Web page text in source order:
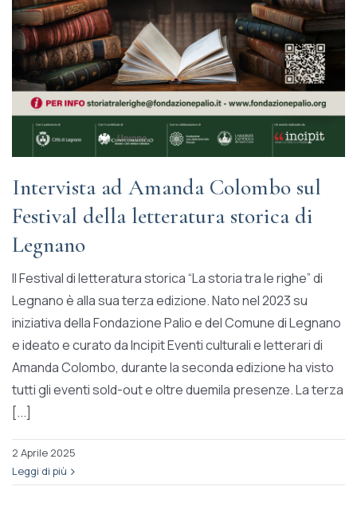
Intervista ad Amanda Colombo sul
Festival della letteratura storica di
Legnano
Il Festival di letteratura storica “La storia tra le righe” di
Legnano è alla sua terza edizione. Nato nel 2023 su
iniziativa della Fondazione Palio e del Comune di Legnano
e ideato e curato da Incipit Eventi culturali e letterari di
Amanda Colombo, durante la seconda edizione ha visto
tutti gli eventi sold-out e oltre duemila presenze. La terza
[...]
2 Aprile 2025
Leggi di più